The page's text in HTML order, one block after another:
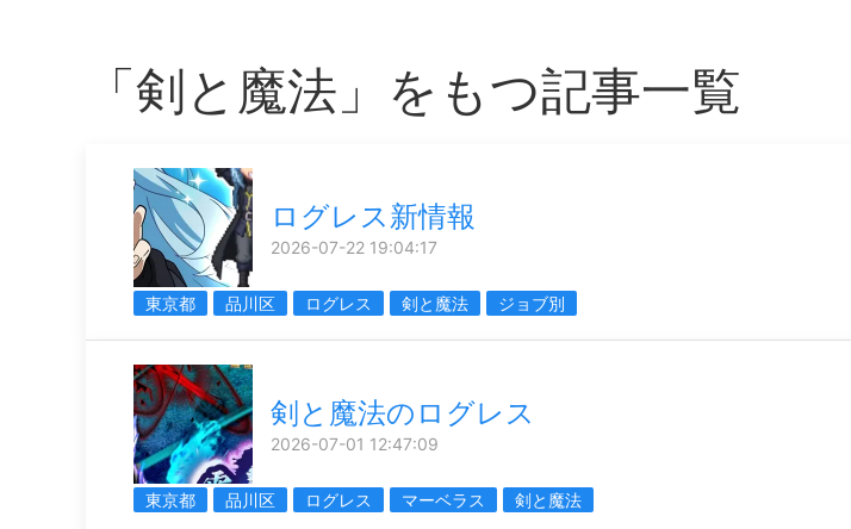
「剣と魔法」をもつ記事一覧
ログレス新情報
2026-07-22 19:04:17
東京都 品川区 ログレス 剣と魔法 ジョブ別
剣と魔法のログレス
2026-07-01 12:47:09
東京都 品川区 ログレス マーベラス 剣と魔法